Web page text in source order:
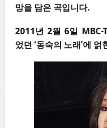
망을 담은 곡입니다.
2011 년2월6일 MBC-
었던 ‘동숙의 노래’에 얽